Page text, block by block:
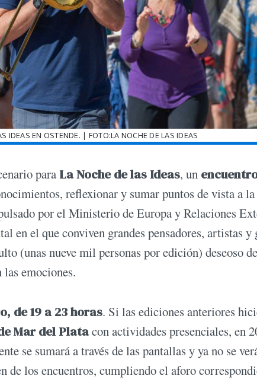
IDEAS EN OSTENDE. | FOTO:LA NOCHE DE LAS IDEAS
para La Noche de las Ideas, un
reflexionar y sumar puntos de vista a
por el Ministerio de Europa y Relaciones
en el que conviven grandes pensadores, artistas y
(unas nueve mil personas por edición) deseoso
emociones.
de 19 a 23 horas. Si las ediciones anteriores
Mar del Platacon actividades presenciales, en
se sumará a través de las pantallas y ya no se
de los encuentros, cumpliendo el aforo